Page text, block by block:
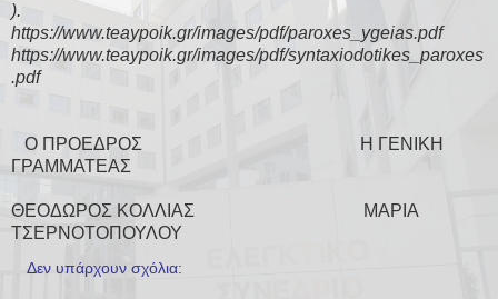
).
https://www.teaypoik.gr/images/pdf/paroxes_ygeias.pdf
https://www.teaypoik.gr/images/pdf/syntaxiodotikes_paroxes
.pdf
Ο ΠΡΟΕΔΡΟΣ Η ΓΕΝΙΚΗ
ΓΡΑΜΜΑΤΕΑΣ
ΘΕΟΔΩΡΟΣ ΚΟΛΛΙΑΣ ΜΑΡΙΑ
ΤΣΕΡΝΟΤΟΠΟΥΛΟΥ
Δεν υπάρχουν σχόλια: